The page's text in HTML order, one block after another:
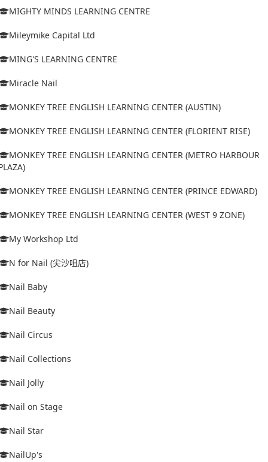
MIGHTY MINDS LEARNING CENTRE
Mileymike Capital Ltd
MING'S LEARNING CENTRE
Miracle Nail
MONKEY TREE ENGLISH LEARNING CENTER (AUSTIN)
MONKEY TREE ENGLISH LEARNING CENTER (FLORIENT RISE)
MONKEY TREE ENGLISH LEARNING CENTER (METRO HARBOUR
MONKEY TREE ENGLISH LEARNING CENTER (PRINCE EDWARD)
MONKEY TREE ENGLISH LEARNING CENTER (WEST 9 ZONE)
My Workshop Ltd
N for Nail (尖沙咀店)
Nail Baby
Nail Beauty
Nail Circus
Nail Collections
Nail Jolly
Nail on Stage
Nail Star
NailUp's